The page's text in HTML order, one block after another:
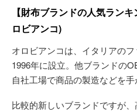
【財布ブランドの人気ラン
ロビアンコ)
オロビアンコは、イタリアの
1996年に設立。他ブランドの
自社工場で商品の製造などを手
比較的新しいブランドですが